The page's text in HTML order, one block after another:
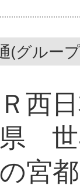
(グルー
西
宮